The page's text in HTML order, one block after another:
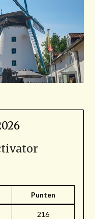
Punten
216